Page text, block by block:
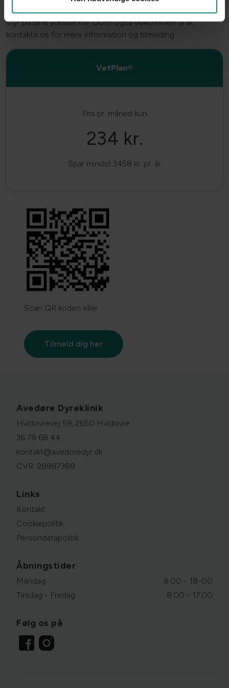
Med vores VetPlan app kan du tilmelde dig VetPlan og holde
styr på dine ydelser mv. Du er også velkommen til at
kontakte os for mere information og tilmelding
VetPlan®
Pris pr. måned kun
234 kr.
Spar mindst 3458 kr. pr. år
Scan QR koden eller
Tilmeld dig her
Avedøre Dyreklinik
Hvidovrevej 59, 2650 Hvidovre
36 78 68 44
kontakt@avedoredyr.dk
CVR: 28887388
Links
Kontakt
Cookiepolitik
Persondatapolitik
Åbningstider
Mandag
8.00 - 18-00
Tirsdag - Fredag
8.00 - 17.00
Følg os på